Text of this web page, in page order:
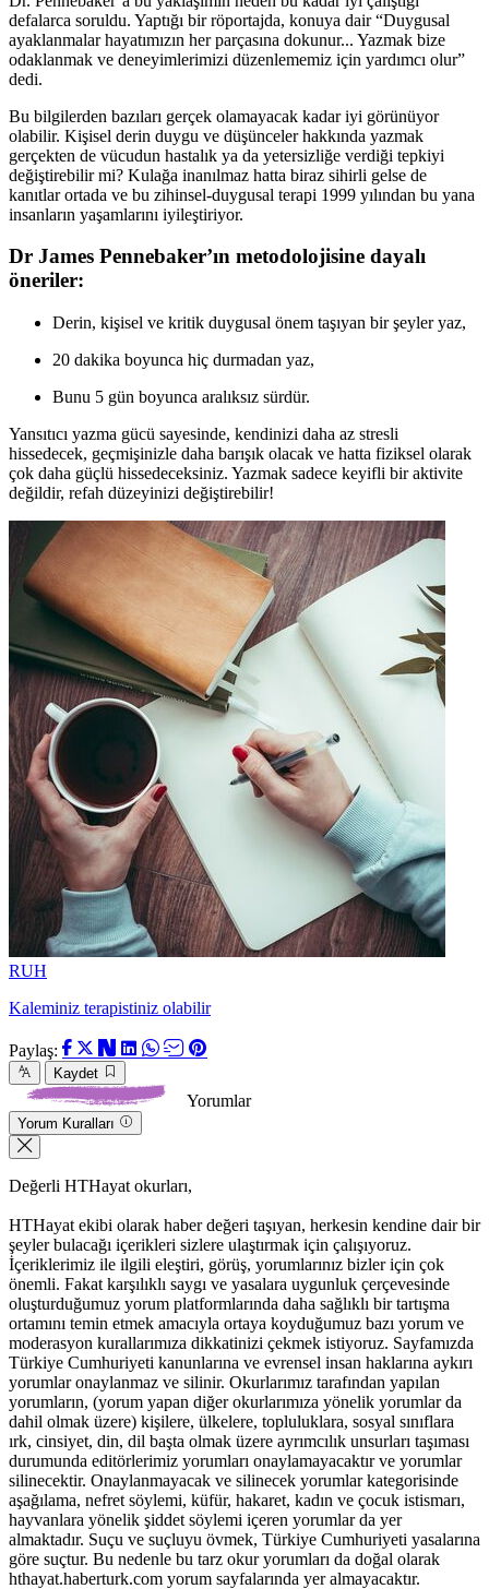
defalarca soruldu. Yaptığı bir röportajda, konuya dair “Duygusal
ayaklanmalar hayatımızın her parçasına dokunur... Yazmak bize
odaklanmak ve deneyimlerimizi düzenlememiz için yardımcı olur”
dedi.
Bu bilgilerden bazıları gerçek olamayacak kadar iyi görünüyor
olabilir. Kişisel derin duygu ve düşünceler hakkında yazmak
gerçekten de vücudun hastalık ya da yetersizliğe verdiği tepkiyi
değiştirebilir mi? Kulağa inanılmaz hatta biraz sihirli gelse de
kanıtlar ortada ve bu zihinsel-duygusal terapi 1999 yılından bu yana
insanların yaşamlarını iyileştiriyor.
Dr James Pennebaker’ın metodolojisine dayalı
öneriler:
Derin, kişisel ve kritik duygusal önem taşıyan bir şeyler yaz,
20 dakika boyunca hiç durmadan yaz,
Bunu 5 gün boyunca aralıksız sürdür.
Yansıtıcı yazma gücü sayesinde, kendinizi daha az stresli
hissedecek, geçmişinizle daha barışık olacak ve hatta fiziksel olarak
çok daha güçlü hissedeceksiniz. Yazmak sadece keyifli bir aktivite
değildir, refah düzeyinizi değiştirebilir!
RUH
Kaleminiz terapistiniz olabilir
Paylaş:
Kaydet
Yorumlar
Yorum Kuralları
Değerli HTHayat okurları,
HTHayat ekibi olarak haber değeri taşıyan, herkesin kendine dair bir
şeyler bulacağı içerikleri sizlere ulaştırmak için çalışıyoruz.
İçeriklerimiz ile ilgili eleştiri, görüş, yorumlarınız bizler için çok
önemli. Fakat karşılıklı saygı ve yasalara uygunluk çerçevesinde
oluşturduğumuz yorum platformlarında daha sağlıklı bir tartışma
ortamını temin etmek amacıyla ortaya koyduğumuz bazı yorum ve
moderasyon kurallarımıza dikkatinizi çekmek istiyoruz. Sayfamızda
Türkiye Cumhuriyeti kanunlarına ve evrensel insan haklarına aykırı
yorumlar onaylanmaz ve silinir. Okurlarımız tarafından yapılan
yorumların, (yorum yapan diğer okurlarımıza yönelik yorumlar da
dahil olmak üzere) kişilere, ülkelere, topluluklara, sosyal sınıflara
ırk, cinsiyet, din, dil başta olmak üzere ayrımcılık unsurları taşıması
durumunda editörlerimiz yorumları onaylamayacaktır ve yorumlar
silinecektir. Onaylanmayacak ve silinecek yorumlar kategorisinde
aşağılama, nefret söylemi, küfür, hakaret, kadın ve çocuk istismarı,
hayvanlara yönelik şiddet söylemi içeren yorumlar da yer
almaktadır. Suçu ve suçluyu övmek, Türkiye Cumhuriyeti yasalarına
göre suçtur. Bu nedenle bu tarz okur yorumları da doğal olarak
hthayat.haberturk.com yorum sayfalarında yer almayacaktır.